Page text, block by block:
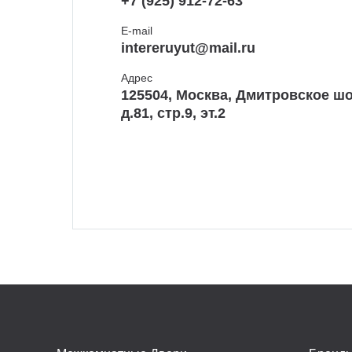
E-mail
intereruyut@mail.ru
Адрес
125504, Москва, Дмитровское
д.81, стр.9, эт.2